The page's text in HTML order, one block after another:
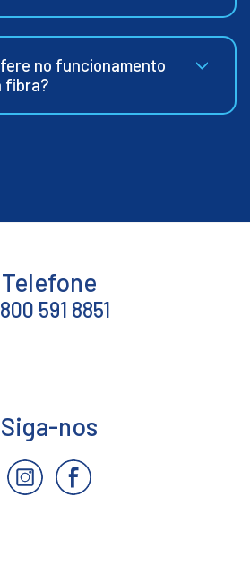
no funcionamento
fibra?
Telefone
591 8851
Siga-nos